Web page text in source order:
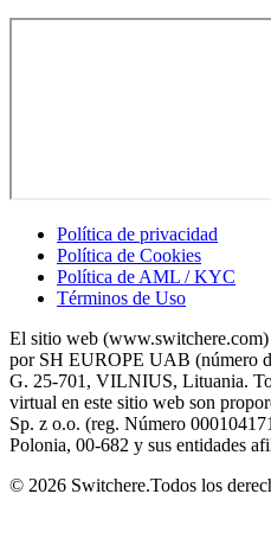
Política de privacidad
Política de Cookies
Política de AML / KYC
Términos de Uso
El sitio web (www.switchere.com)
por SH EUROPE UAB (número
G. 25-701, VILNIUS, Lituania.
virtual en este sitio web son
Sp. z o.o. (reg. Número
Polonia, 00-682 y sus entidades
© 2026 Switchere.Todos los